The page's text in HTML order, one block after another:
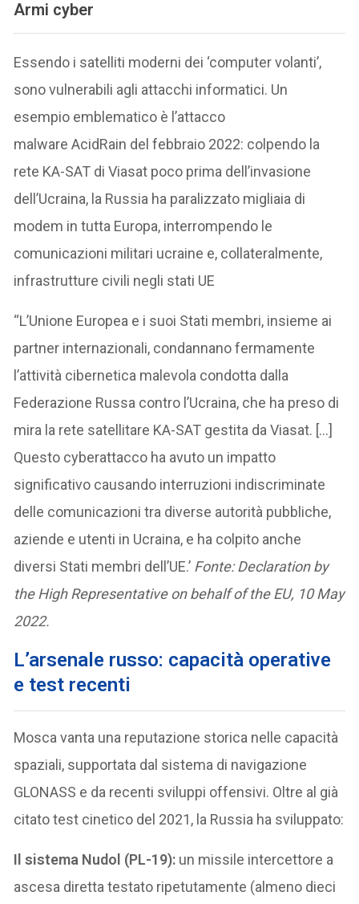
Armi cyber
Essendo i satelliti moderni dei ‘computer volanti’,
sono vulnerabili agli attacchi informatici. Un
esempio emblematico è l’attacco
malware AcidRain del febbraio 2022: colpendo la
rete KA-SAT di Viasat poco prima dell’invasione
dell’Ucraina, la Russia ha paralizzato migliaia di
modem in tutta Europa, interrompendo le
comunicazioni militari ucraine e, collateralmente,
infrastrutture civili negli stati UE
“L’Unione Europea e i suoi Stati membri, insieme ai
partner internazionali, condannano fermamente
l’attività cibernetica malevola condotta dalla
Federazione Russa contro l’Ucraina, che ha preso di
mira la rete satellitare KA-SAT gestita da Viasat. […]
Questo cyberattacco ha avuto un impatto
significativo causando interruzioni indiscriminate
delle comunicazioni tra diverse autorità pubbliche,
aziende e utenti in Ucraina, e ha colpito anche
diversi Stati membri dell’UE.’ Fonte: Declaration by
the High Representative on behalf of the EU, 10 May
2022.
L’arsenale russo: capacità operative
e test recenti
Mosca vanta una reputazione storica nelle capacità
spaziali, supportata dal sistema di navigazione
GLONASS e da recenti sviluppi offensivi. Oltre al già
citato test cinetico del 2021, la Russia ha sviluppato:
Il sistema Nudol (PL-19): un missile intercettore a
ascesa diretta testato ripetutamente (almeno dieci